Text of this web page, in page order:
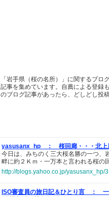
「岩手県（桜の名所）」に関するブ
記事を集めています。自薦による登録
のブログ記事があったら、どしどし投
yasusanx_hp ：
桜回廊・・・北上
今日は、みちのく三大桜名勝の一つ、
畔に約２Ｋｍ・一万本と言われる桜の
http://blogs.yahoo.co.jp/yasusanx_hp/
ISO審査員の旅日記＆ひとり言 ：